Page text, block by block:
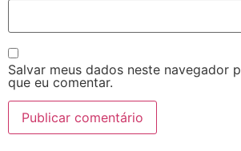
Salvar meus dados neste navegador
que eu comentar.